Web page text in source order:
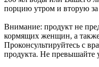
порцию утром и вторую за
Внимание: продукт не
кормящих женщин, а
Проконсультируйтесь с
продукта. Не превышайте